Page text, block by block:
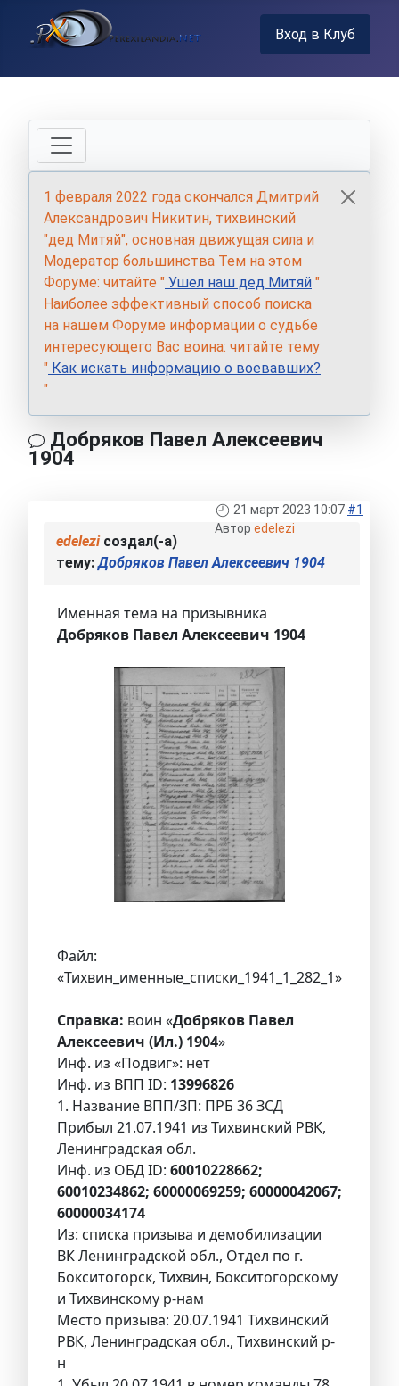
Вход в Клуб
1 февраля 2022 года скончался Дмитрий
Александрович Никитин, тихвинский
"дед Митяй", основная движущая сила и
Модератор большинства Тем на этом
Форуме: читайте " Ушел наш дед Митяй "
Наиболее эффективный способ поиска
на нашем Форуме информации о судьбе
интересующего Вас воина: читайте тему
" Как искать информацию о воевавших?
"
Добряков Павел Алексеевич
1904
21 март 2023 10:07 #1
Автор edelezi
edeleziсоздал(-а)
тему:Добряков Павел Алексеевич 1904
Именная тема на призывника
Добряков Павел Алексеевич 1904
Файл:
«Тихвин_именные_списки_1941_1_282_1»
Справка: воин «Добряков Павел
Алексеевич (Ил.) 1904»
Инф. из «Подвиг»: нет
Инф. из ВПП ID: 13996826
1. Название ВПП/ЗП: ПРБ 36 ЗСД
Прибыл 21.07.1941 из Тихвинский РВК,
Ленинградская обл.
Инф. из ОБД ID: 60010228662;
60010234862; 60000069259; 60000042067;
60000034174
Из: списка призыва и демобилизации
ВК Ленинградской обл., Отдел по г.
Бокситогорск, Тихвин, Бокситогорскому
и Тихвинскому р-нам
Место призыва: 20.07.1941 Тихвинский
РВК, Ленинградская обл., Тихвинский р-
н